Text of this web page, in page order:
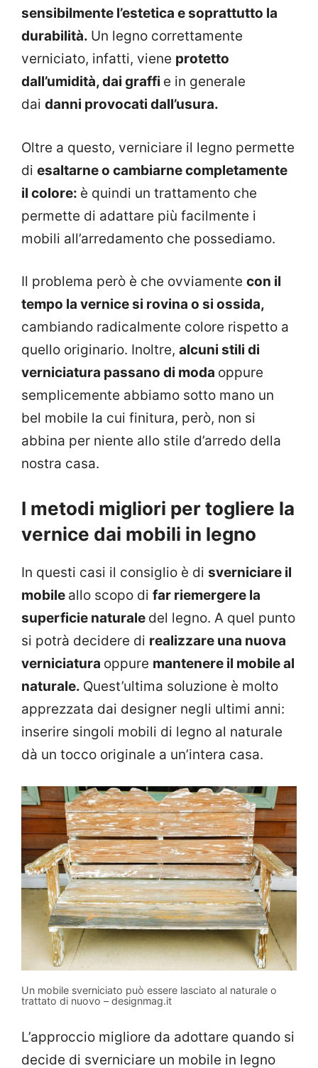
sensibilmente l’estetica e soprattutto la
durabilità. Un legno correttamente
verniciato, infatti, viene protetto
dall’umidità, dai graffi e in generale
dai danni provocati dall’usura.
Oltre a questo, verniciare il legno permette
di esaltarne o cambiarne completamente
il colore: è quindi un trattamento che
permette di adattare più facilmente i
mobili all’arredamento che possediamo.
Il problema però è che ovviamente con il
tempo la vernice si rovina o si ossida,
cambiando radicalmente colore rispetto a
quello originario. Inoltre, alcuni stili di
verniciatura passano di moda oppure
semplicemente abbiamo sotto mano un
bel mobile la cui finitura, però, non si
abbina per niente allo stile d’arredo della
nostra casa.
I metodi migliori per togliere la
vernice dai mobili in legno
In questi casi il consiglio è di sverniciare il
mobile allo scopo di far riemergere la
superficie naturale del legno. A quel punto
si potrà decidere di realizzare una nuova
verniciatura oppure mantenere il mobile al
naturale. Quest’ultima soluzione è molto
apprezzata dai designer negli ultimi anni:
inserire singoli mobili di legno al naturale
dà un tocco originale a un’intera casa.
Un mobile sverniciato può essere lasciato al naturale o
trattato di nuovo – designmag.it
L’approccio migliore da adottare quando si
decide di sverniciare un mobile in legno